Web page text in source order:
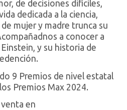
de decisiones difíciles,
dedicada a la ciencia,
mujer y madre trunca su
a conocer a
y su historia de
9 Premios de nivel estatal
Premios Max 2024.
en